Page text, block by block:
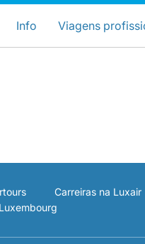
country and
Info Viagens
Carreiras na Luxair